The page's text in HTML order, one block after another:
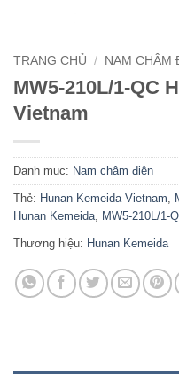
TRANG CHỦ / NAM CHÂM
MW5-210L/1-QC
Vietnam
Danh mục: Nam châm điện
Thẻ: Hunan Kemeida Vietnam,
Hunan Kemeida, MW5-210L/1-
Thương hiệu: Hunan Kemeida